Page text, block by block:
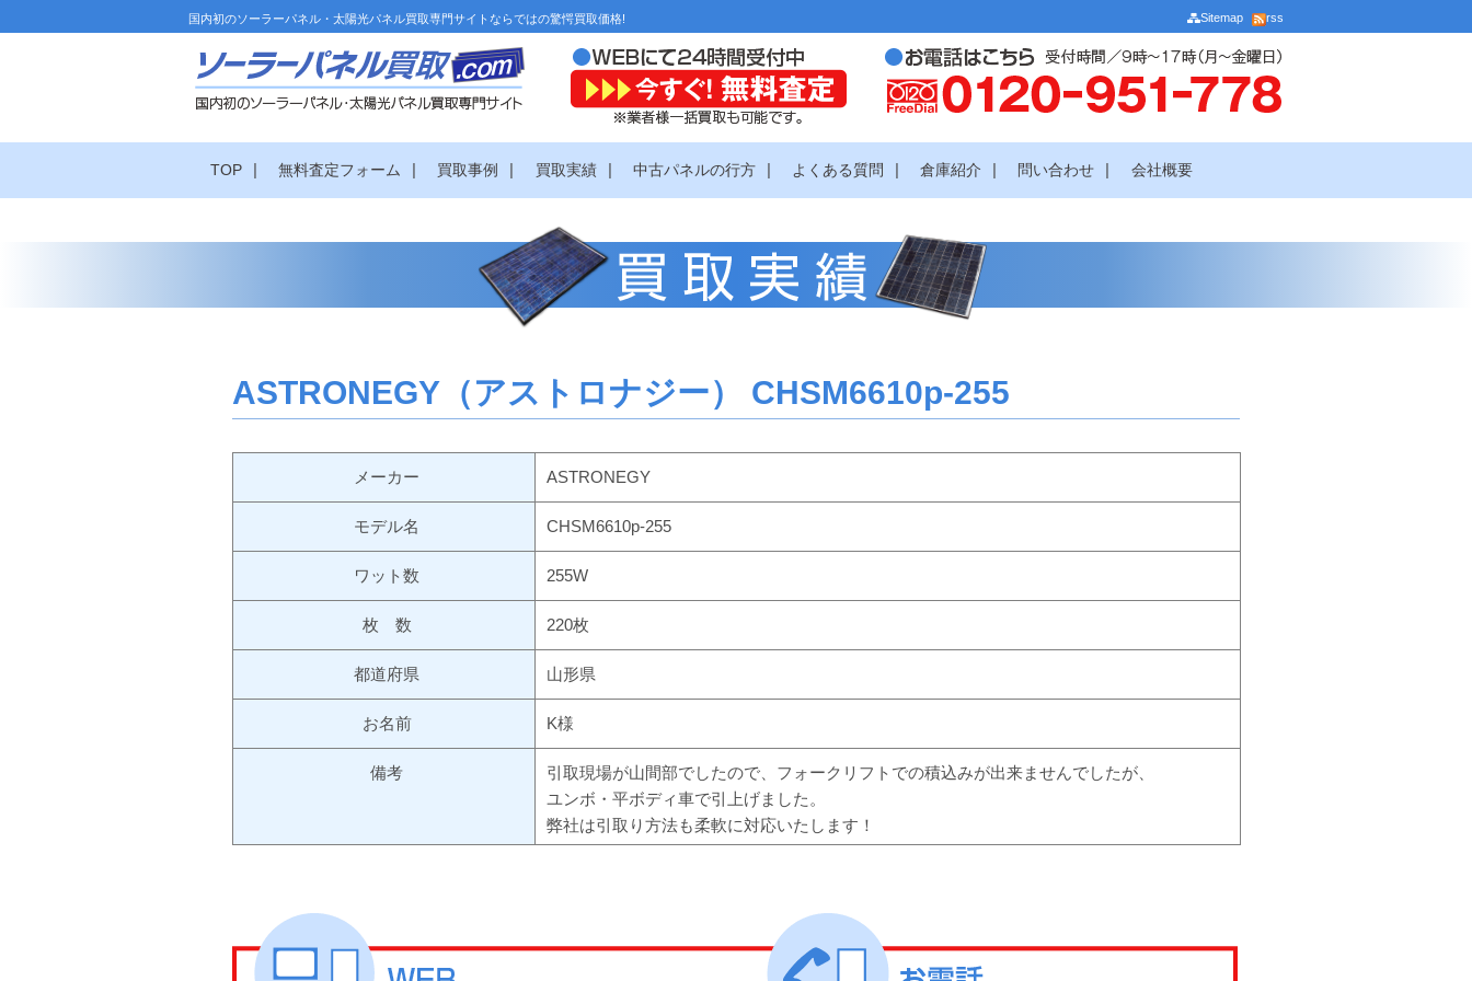
国内初のソーラーパネル・太陽光パネル買取専門サイトならではの驚愕買取価格! Sitemap rss
TOP | 無料査定フォーム | 買取事例 | 買取実績 | 中古パネルの行方 | よくある質問 | 倉庫紹介 | 問い合わせ | 会社概要
ASTRONEGY（アストロナジー） CHSM6610p-255
メーカー ASTRONEGY
モデル名 CHSM6610p-255
ワット数 255W
枚 数 220枚
都道府県 山形県
お名前 K様
備考
引取現場が山間部でしたので、フォークリフトでの積込みが出来ませんでしたが、
ユンボ・平ボディ車で引上げました。
弊社は引取り方法も柔軟に対応いたします！